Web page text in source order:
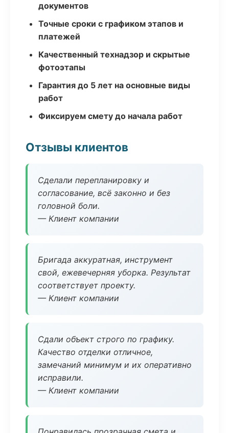
документов
Точные сроки с графиком этапов и
платежей
Качественный технадзор и скрытые
фотоэтапы
Гарантия до 5 лет на основные виды
работ
Фиксируем смету до начала работ
Отзывы клиентов
Сделали перепланировку и
согласование, всё законно и без
головной боли.
— Клиент компании
Бригада аккуратная, инструмент
свой, ежевечерняя уборка. Результат
соответствует проекту.
— Клиент компании
Сдали объект строго по графику.
Качество отделки отличное,
замечаний минимум и их оперативно
исправили.
— Клиент компании